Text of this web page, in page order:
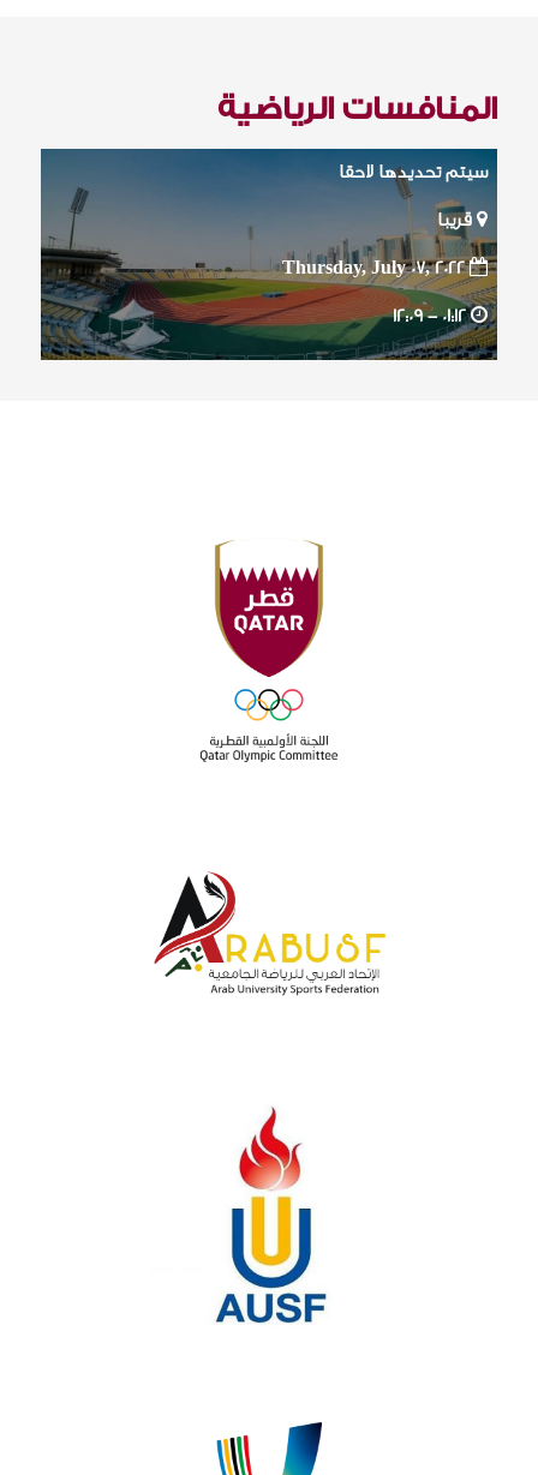
المنافسات الرياضية
سيتم تحديدها لاحقا
قريبا
Thursday, July 07, 2022
01:12 -
12:09